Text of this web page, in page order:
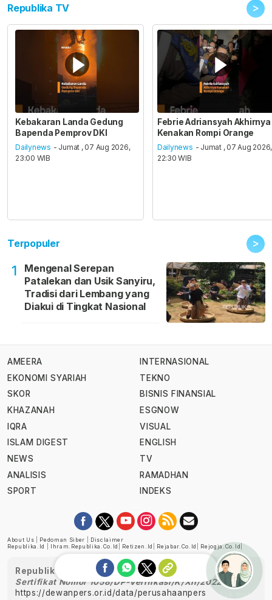
Republika TV >
Kebakaran Landa Gedung
Bapenda Pemprov DKI
Dailynews - Jumat , 07 Aug 2026,
23:00 WIB
Febrie Adriansyah Akhirnya
Kenakan Rompi Orange
Dailynews - Jumat , 07 Aug 2026,
22:30 WIB
Terpopuler >
1
Mengenal Serepan
Patalekan dan Usik Sanyiru,
Tradisi dari Lembang yang
Diakui di Tingkat Nasional
AMEERA
EKONOMI SYARIAH
SKOR
KHAZANAH
IQRA
ISLAM DIGEST
NEWS
ANALISIS
SPORT
INTERNASIONAL
TEKNO
BISNIS FINANSIAL
ESGNOW
VISUAL
ENGLISH
TV
RAMADHAN
INDEKS
About Us Pedoman Siber
Disclaimer
Republika.id
Ihram.republika.co.id Retizen.id Rejabar.co.id Rejogja.co.id
Republika telah diverifikasi oleh Dewan Pers
Sertifikat Nomor 1058/DP-Verifikasi/K/XII/2022
https://dewanpers.or.id/data/perusahaanpers
Ask me!